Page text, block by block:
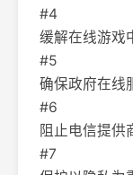
#4
缓解在线游戏
#5
确保政府在线
#6
阻止电信提供
#7